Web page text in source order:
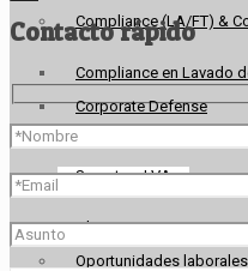
Compliance (LA/FT) &
Compliance en Lavado
Corporate Defense
Sumate a LVA
Alianzas
Oportunidades laborales
Contacto rápido